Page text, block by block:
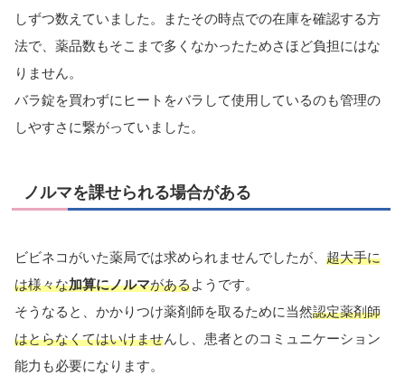
しずつ数えていました。またその時点での在庫を確認する方
法で、薬品数もそこまで多くなかったためさほど負担にはな
りません。
バラ錠を買わずにヒートをバラして使用しているのも管理の
しやすさに繋がっていました。
ノルマを課せられる場合がある
ビビネコがいた薬局では求められませんでしたが、 超大手に
は様々な加算にノルマがあるようです。
そうなると、かかりつけ薬剤師を取るために当然認定薬剤師
はとらなくてはいけませんし、患者とのコミュニケーション
能力も必要になります。